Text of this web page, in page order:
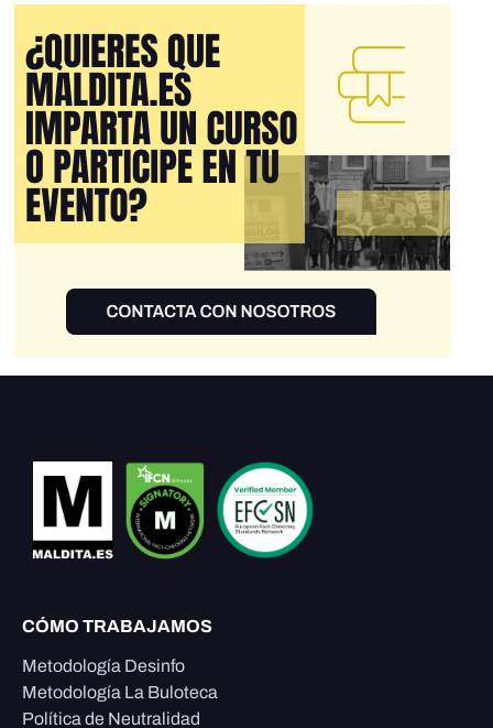
CÓMO TRABAJAMOS
Metodología Desinfo
Metodología La Buloteca
Política de Neutralidad